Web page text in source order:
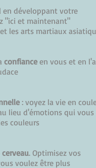
en développant votre
"ici et maintenant"
les arts martiaux
confiance en vous et en
: voyez la vie en
lieu d'émotions qui vous
couleurs
cerveau. Optimisez vos
voulez être plus